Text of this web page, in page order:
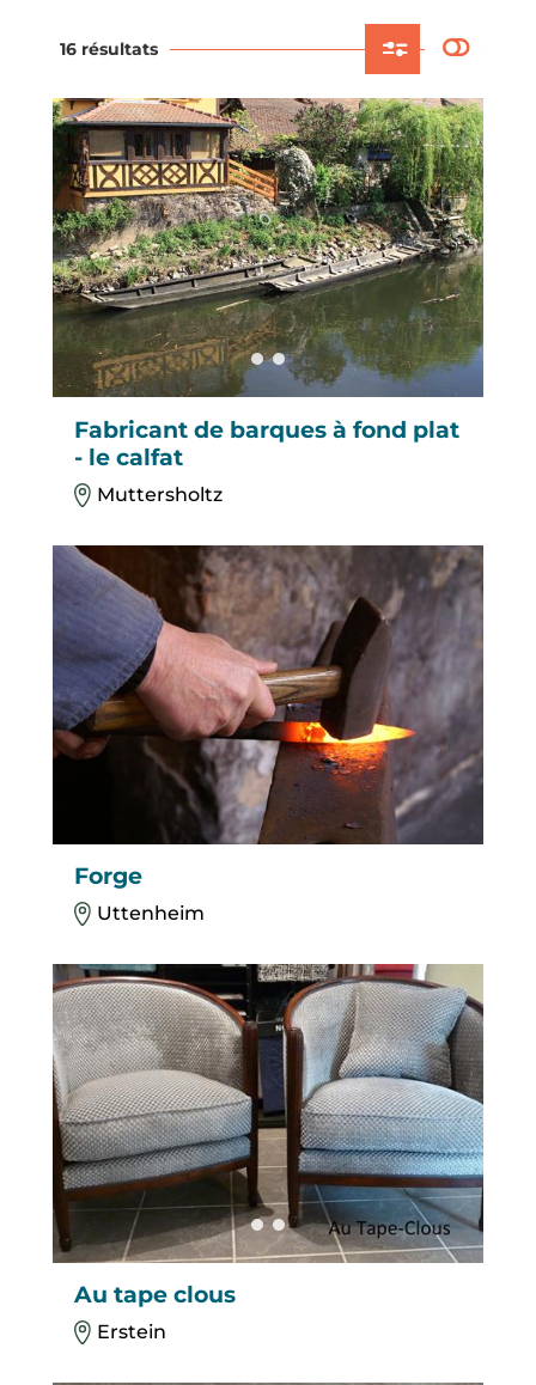
16 résultats
Fabricant de barques à fond plat
- le calfat
Muttersholtz
Forge
Uttenheim
Au tape clous
Erstein